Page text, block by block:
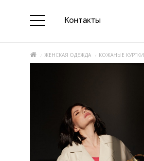
Контакты
ЖЕНСКАЯ ОДЕЖДА КОЖАНЫЕ КУРТКИ